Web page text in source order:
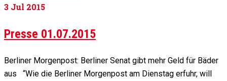
3 Jul 2015
Presse 01.07.2015
Berliner Morgenpost: Berliner Senat gibt mehr Geld für Bäder
aus “Wie die Berliner Morgenpost am Dienstag erfuhr, will